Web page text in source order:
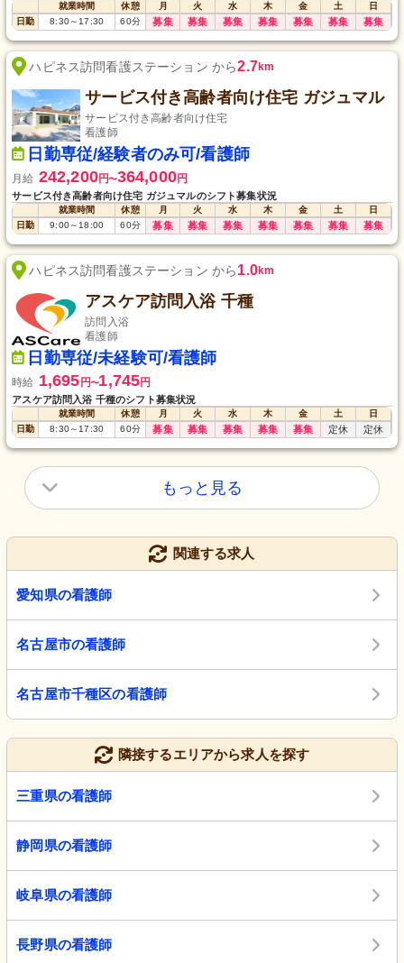
就業時間 休憩 月 火 水 木 金 土
日
日勤
8:30～17:30 60分 募集 募集 募集 募集 募集 募集 募集
ハピネス訪問看護ステーション から2.7km
サービス付き高齢者向け住宅 ガジュマル
サービス付き高齢者向け住宅
看護師
日勤専従/経験者のみ可/看護師
月給 242,200円〜364,000円
サービス付き高齢者向け住宅 ガジュマルのシフト募集状況
就業時間 休憩 月 火 水 木 金 土
日
日勤
9:00～18:00 60分 募集 募集 募集 募集 募集 募集 募集
ハピネス訪問看護ステーション から1.0km
アスケア訪問入浴 千種
訪問入浴
看護師
日勤専従/未経験可/看護師
時給 1,695 円〜1,745円
アスケア訪問入浴 千種のシフト募集状況
就業時間 休憩 月 火 水 木 金 土
日
日勤
8:30～17:30 60分 募集 募集 募集 募集 募集 定休 定休
もっと見る
関連する求人
愛知県の看護師
名古屋市の看護師
名古屋市千種区の看護師
隣接するエリアから求人を探す
三重県の看護師
静岡県の看護師
岐阜県の看護師
長野県の看護師